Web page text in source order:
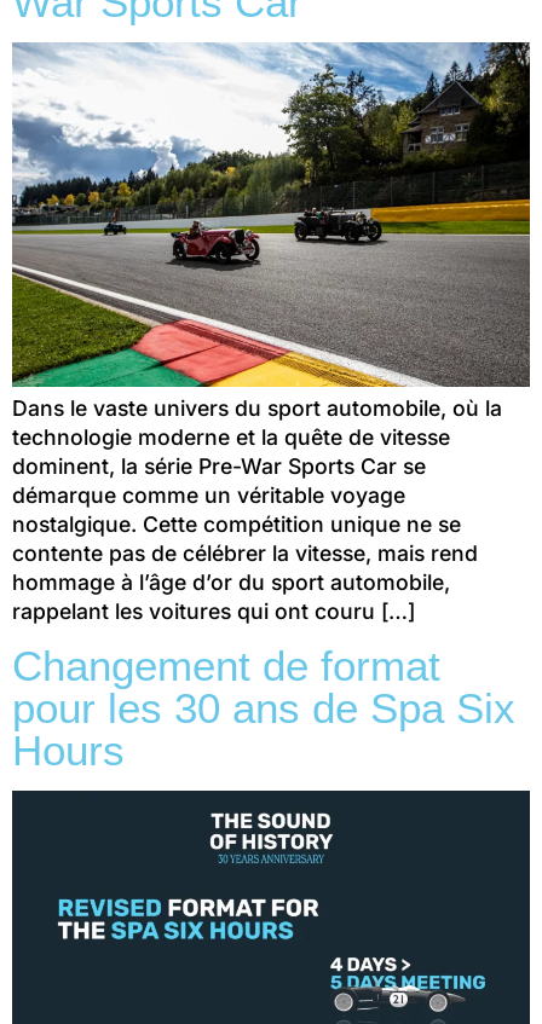
Dans le vaste univers du sport automobile, où la
technologie moderne et la quête de vitesse
dominent, la série Pre-War Sports Car se
démarque comme un véritable voyage
nostalgique. Cette compétition unique ne se
contente pas de célébrer la vitesse, mais rend
hommage à l’âge d’or du sport automobile,
rappelant les voitures qui ont couru […]
Changement de format
pour les 30 ans de Spa Six
Hours